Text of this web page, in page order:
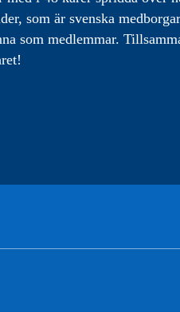
som är svenska
som medlemmar.